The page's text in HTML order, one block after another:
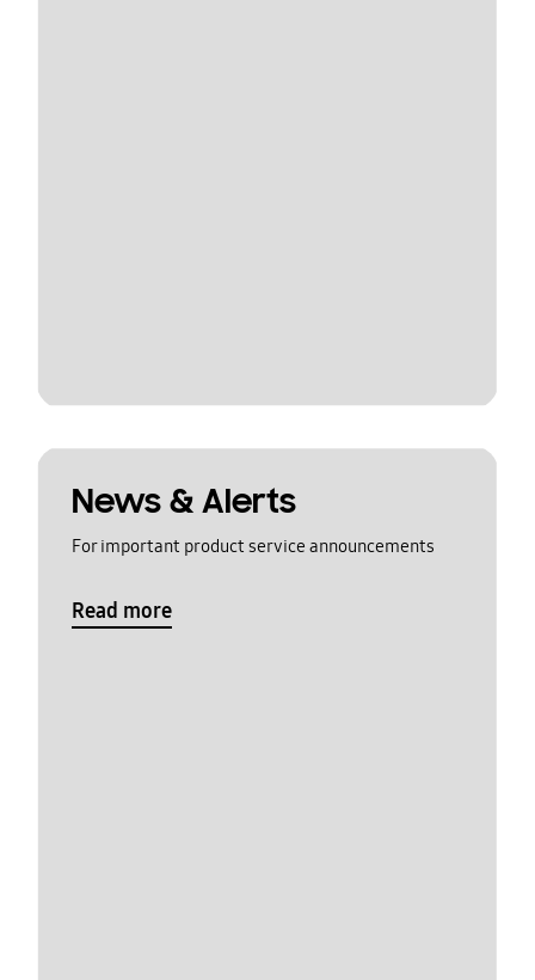
News & Alerts
For important product service announcements
Read more